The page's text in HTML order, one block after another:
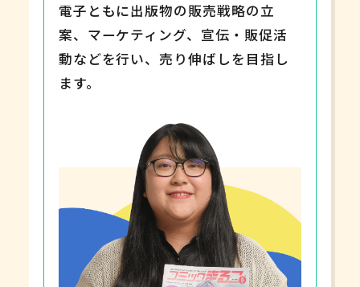
電子ともに出版物の販売戦略の立
案、マーケティング、宣伝・販促活
動などを行い、売り伸ばしを目指し
ます。